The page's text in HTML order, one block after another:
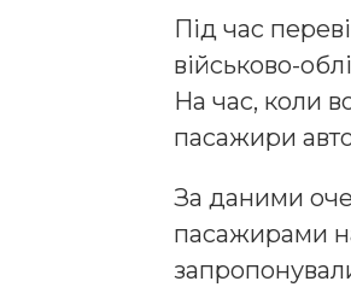
Під час
військово-
На час, коли
пасажири
За даними
пасажирами